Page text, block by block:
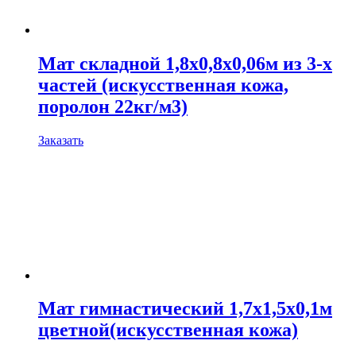
Мат складной 1,8х0,8х0,06м из 3-х
частей (искусственная кожа,
поролон 22кг/м3)
Заказать
Мат гимнастический 1,7х1,5х0,1м
цветной(искусственная кожа)